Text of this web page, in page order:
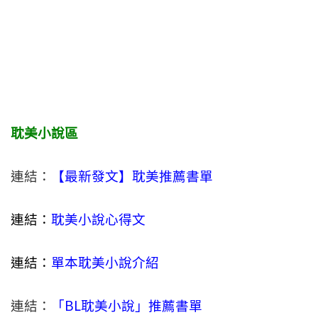
耽美小說區
連結： 【最新發文】耽美推薦書單
連結： 耽美小說心得文
連結： 單本耽美小說介紹
連結： 「BL耽美小說」推薦書單